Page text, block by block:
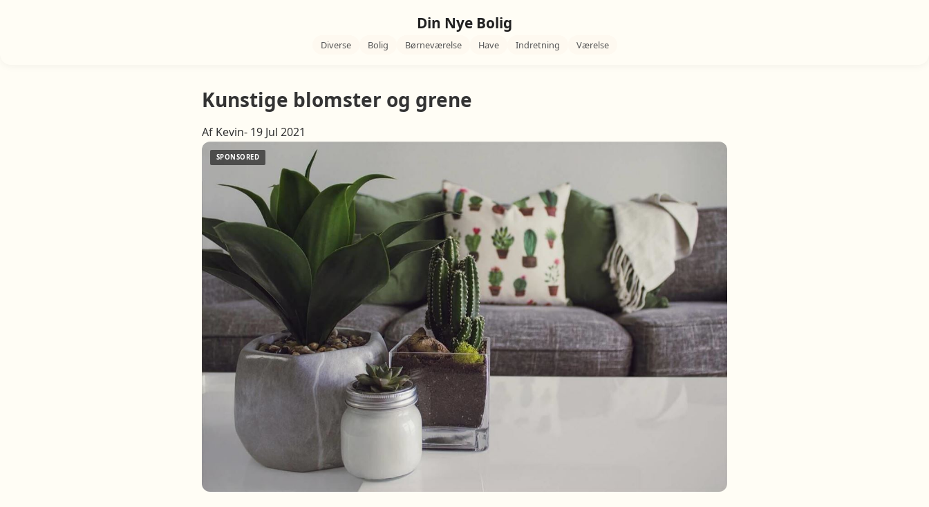
Din Nye Bolig
Diverse Bolig Børneværelse Have Indretning Værelse
Kunstige blomster og grene
Af Kevin- 19 Jul 2021